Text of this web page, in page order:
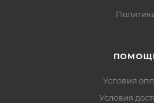
Условия
Условия